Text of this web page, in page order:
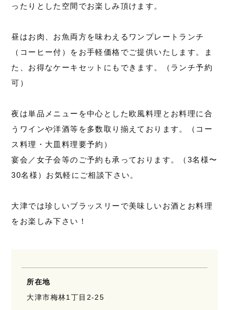
ったりとした空間でお楽しみ頂けます。
昼はお肉、お魚両方を味わえるワンプレートランチ
（コーヒー付）をお手軽価格でご提供いたします。ま
た、お得なケーキセットにもできます。（ランチ予約
可）
夜は単品メニューを中心とした欧風料理とお料理に合
うワインや洋酒等を多数取り揃えております。（コー
ス料理・大皿料理要予約）
宴会／女子会等のご予約も承っております。（3名様〜
30名様）お気軽にご相談下さい。
大津では珍しいブラッスリーで美味しいお酒とお料理
をお楽しみ下さい！
所在地
大津市梅林1丁目2-25